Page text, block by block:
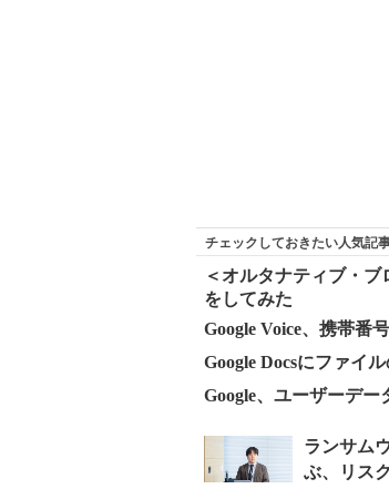
チェックしておきたい人気記
＜オルタナティブ・
をしてみた
Google Voice、携帯番
Google Docsにファイ
Google、ユーザーデ